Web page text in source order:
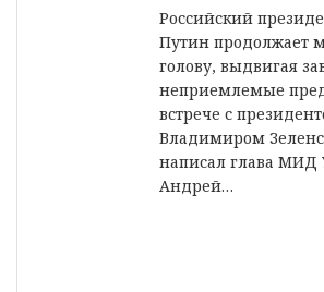
Российский
Путин продолжает
голову, выдвигая
неприемлемые
встрече с
Владимиром
написал глава МИД
Андрей…